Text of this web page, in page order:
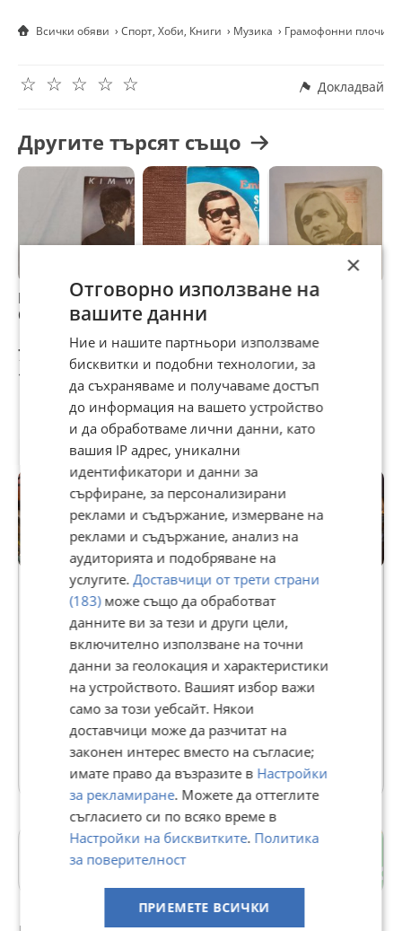
Мирисът на винил, усещането че държиш грамофонна
плоча на поне 30- тина години и се наслаждаваш на
стара качествена музика - това прави една грамофонна
плоча безкрайно ценна и ценнност за колекционери и
Плочата е в много добро състояние .
Внос от Германия .
Разгледайте още над 1000 интересни грамофонни плочи
с музика от различни жанрове от 60,70,80те години в
обявите ми !
ЗА КОЛИЧЕСТВА - ОТСТЪПКИ!
Всички обяви Спорт, Хоби, Книги Музика Грамофонни плочи
☆
☆
☆
☆
☆ Докладвай
Другите търсят също
Kim Wilde –
Chequered Love
7 €
13,69 лв
Малка
грамофонна
Еминовски
3,50 €
6,85 лв
Петър Чернев/
плоча
2 €
3,91 лв
Потребител
Premium
excellentchoice - частно лице!
В Bazar.BG от 12 октомври 2014г.
Последно активен днес в 01:11 ч.
Телефон(и):0886856743
https://rumenvn.bazar.bg/
2991 Обяви
гр. Варна
×
Отговорно използване на
вашите данни
Ние и нашите партньори използваме
бисквитки и подобни технологии, за
да съхраняваме и получаваме достъп
до информация на вашето устройство
и да обработваме лични данни, като
вашия IP адрес, уникални
идентификатори и данни за
сърфиране, за персонализирани
реклами и съдържание, измерване на
реклами и съдържание, анализ на
аудиторията и подобряване на
услугите. Доставчици от трети страни
(183)може също да обработват
данните ви за тези и други цели,
включително използване на точни
данни за геолокация и характеристики
на устройството. Вашият избор важи
само за този уебсайт. Някои
доставчици може да разчитат на
законен интерес вместо на съгласие;
имате право да възразите в Настройки
за рекламиране. Можете да оттеглите
съгласието си по всяко време в
Настройки на бисквитките. Политика
за поверителност
ПРИЕМЕТЕ ВСИЧКИ